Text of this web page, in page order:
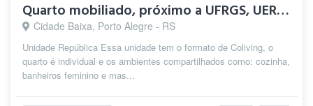
Quarto mobiliado, próximo a UFRGS, UERGS...
Cidade Baixa, Porto Alegre - RS
Unidade República Essa unidade tem o formato de Coliving, o
quarto é individual e os ambientes compartilhados como: cozinha,
banheiros feminino e mas...